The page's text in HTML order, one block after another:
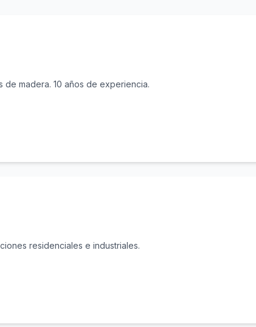
de madera. 10 años de experiencia.
residenciales e industriales.